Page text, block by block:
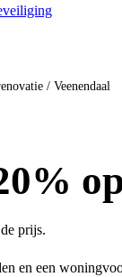
/ Veenendaal
prijs.
en een